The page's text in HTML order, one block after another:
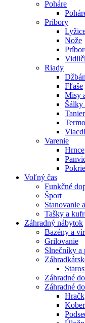
Poháre
Príbory
Nože
Riady
Fľaše
Misy
Šálky
Varenie
Hrnce
Voľný čas
Funkčné
Šport
Stanovanie
Tašky a
Záhradný nábytok
Bazény a
Grilovanie
Slnečníky a
Záhradné
Záhradné